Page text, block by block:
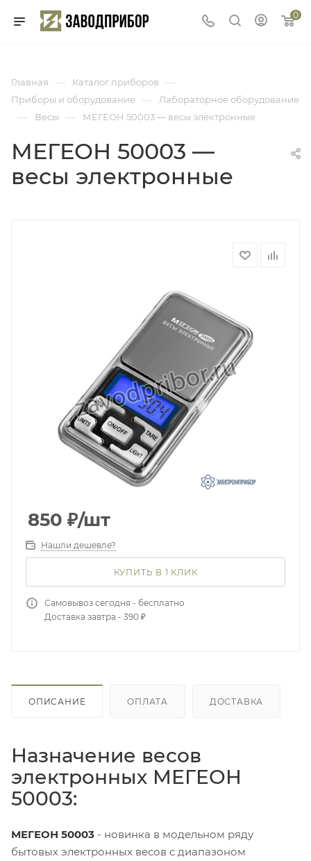
0
Главная — Каталог приборов —
Приборы и оборудование — Лабораторное оборудование
— Весы — МЕГЕОН 50003 — весы электронные
МЕГЕОН 50003 —
весы электронные
850 ₽/шт
Нашли дешевле?
КУПИТЬ В 1 КЛИК
Самовывоз сегодня - бесплатно
Доставка завтра - 390 ₽
ОПИСАНИЕ ОПЛАТА ДОСТАВКА
Назначение весов
электронных МЕГЕОН
50003:
МЕГЕОН 50003 - новинка в модельном ряду
бытовых электронных весов с диапазоном